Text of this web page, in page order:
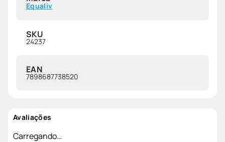
Equaliv
SKU
24237
EAN
7898687738520
Avaliações
Carregando…